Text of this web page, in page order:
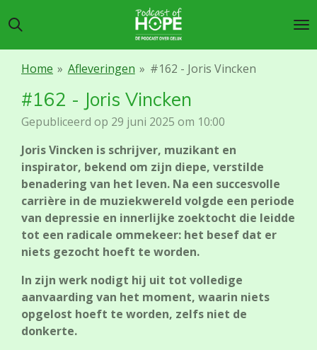
direct
naar
Home » Afleveringen » #162 - Joris Vincken
#162 - Joris Vincken
Gepubliceerd op 29 juni 2025 om 10:00
Joris Vincken is schrijver, muzikant en
inspirator, bekend om zijn diepe, verstilde
benadering van het leven. Na een succesvolle
carrière in de muziekwereld volgde een periode
van depressie en innerlijke zoektocht die leidde
tot een radicale ommekeer: het besef dat er
niets gezocht hoeft te worden.
In zijn werk nodigt hij uit tot volledige
aanvaarding van het moment, waarin niets
opgelost hoeft te worden, zelfs niet de
donkerte.